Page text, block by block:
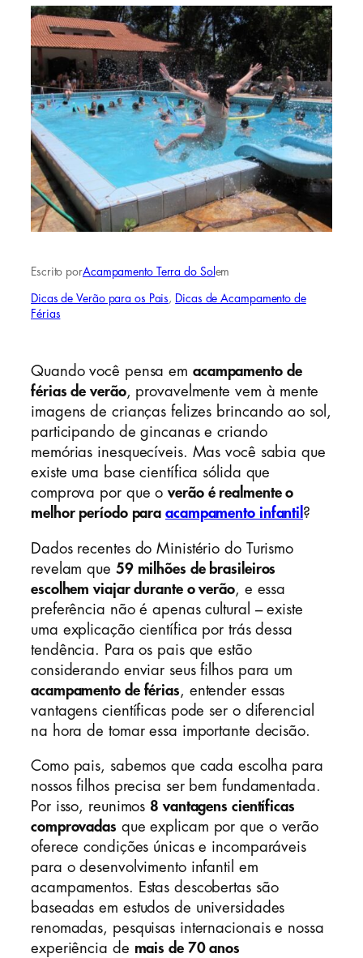
Escrito porAcampamento Terra do Sol em
Dicas de Verão para os Pais
Dicas de Acampamento de
Férias
Quando você pensa em acampamento de
férias de verão, provavelmente vem à mente
imagens de crianças felizes brincando ao sol,
participando de gincanas e criando
memórias inesquecíveis. Mas você sabia que
existe uma base científica sólida que
comprova por que overão é realmente o
melhor período para acampamento infantil ?
Dados recentes do Ministério do Turismo
revelam que 59 milhões de brasileiros
escolhem viajar durante o verão, e essa
preferência não é apenas cultural – existe
uma explicação científica por trás dessa
tendência. Para os pais que estão
considerando enviar seus filhos para um
acampamento de férias, entender essas
vantagens científicas pode ser o diferencial
na hora de tomar essa importante decisão.
Como pais, sabemos que cada escolha para
nossos filhos precisa ser bem fundamentada.
Por isso, reunimos 8 vantagens científicas
comprovadas que explicam por que o verão
oferece condições únicas e incomparáveis
para o desenvolvimento infantil em
acampamentos. Estas descobertas são
baseadas em estudos de universidades
renomadas, pesquisas internacionais e nossa
experiência de mais de 70 anos